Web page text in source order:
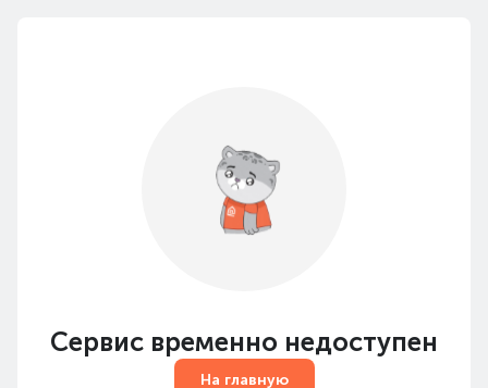
Сервис временно недоступен
На главную